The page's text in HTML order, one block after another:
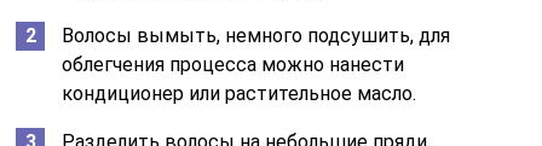
Волосы вымыть, немного подсушить, для
облегчения процесса можно нанести
кондиционер или растительное масло.